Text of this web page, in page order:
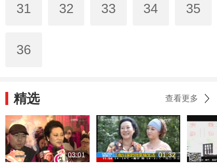
31 32 33 34 35
36
精选 查看更多
03:01 01:32